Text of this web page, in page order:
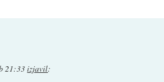
21:33izjavil: